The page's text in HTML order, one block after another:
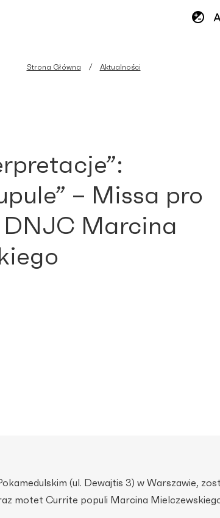
Strona Główna Aktualności
– Missa pro
Marcina
(ul. Dewajtis 3) w Warszawie,
motet Currite populi Marcina